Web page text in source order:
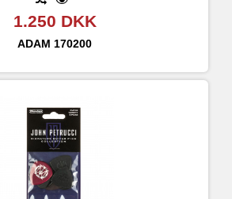
1.250 DKK
ADAM 170200